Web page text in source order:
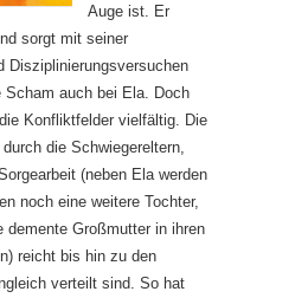
Auge ist. Er
sorgt mit seiner
Disziplinierungsversuchen
Scham auch bei Ela. Doch
Konfliktfelder vielfältig. Die
die Schwiegereltern,
(neben Ela werden
noch eine weitere Tochter,
demente Großmutter in ihren
reicht bis hin zu den
verteilt sind. So hat